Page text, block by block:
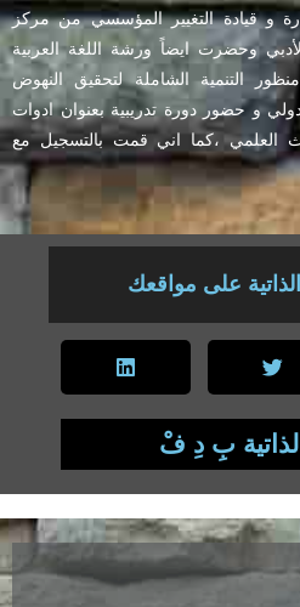
و قيادة التغيير المؤسسي من مركز
وحضرت ايضاً ورشة اللغة العربية
التنمية الشاملة لتحقيق النهوض
و حضور دورة تدريبية بعنوان ادوات
العلمي ،كما اني قمت بالتسجيل مع
على مواقعك
بِ دِ فْ